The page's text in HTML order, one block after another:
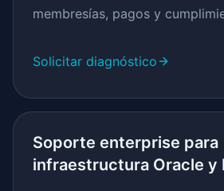
membresías, pagos y
Solicitar diagnóstico
Soporte enterprise para
infraestructura Oracle y